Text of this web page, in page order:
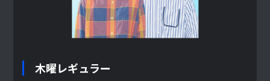
木曜レギュラー